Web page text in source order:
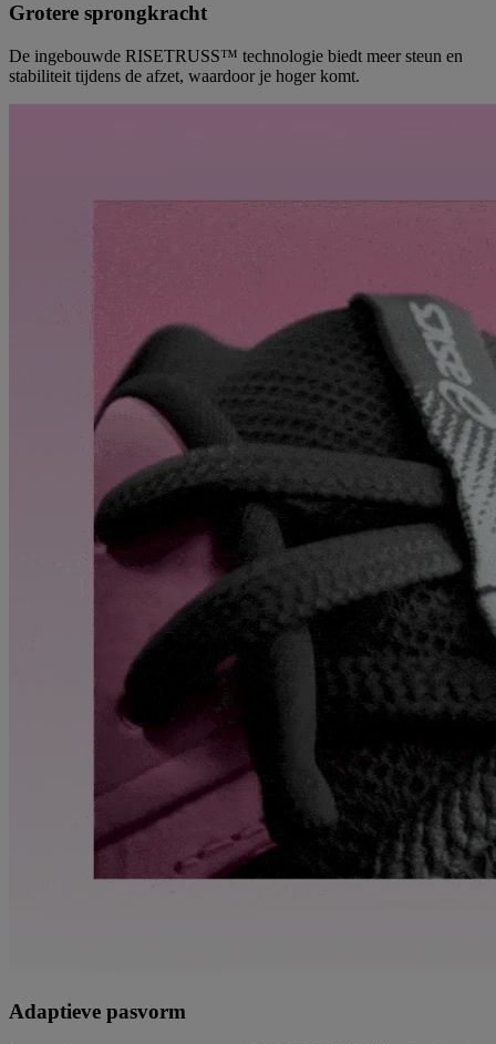
Grotere sprongkracht
De ingebouwde RISETRUSS™ technologie biedt meer steun en
stabiliteit tijdens de afzet, waardoor je hoger komt.
Adaptieve pasvorm